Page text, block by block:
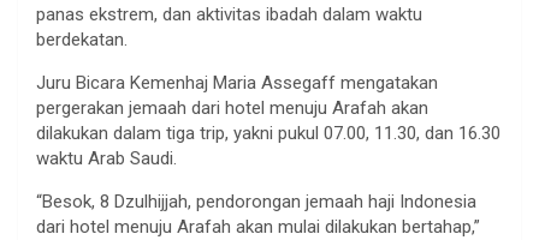
panas ekstrem, dan aktivitas ibadah dalam waktu
berdekatan.
Juru Bicara Kemenhaj Maria Assegaff mengatakan
pergerakan jemaah dari hotel menuju Arafah akan
dilakukan dalam tiga trip, yakni pukul 07.00, 11.30, dan 16.30
waktu Arab Saudi.
“Besok, 8 Dzulhijjah, pendorongan jemaah haji Indonesia
dari hotel menuju Arafah akan mulai dilakukan bertahap,”